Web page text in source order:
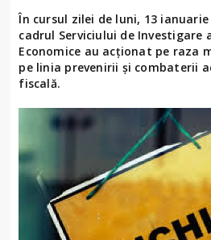
În cursul zilei de luni, 13
cadrul Serviciului de
Economice au acționat pe raza
pe linia prevenirii și combaterii
fiscală.